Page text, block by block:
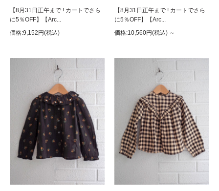
【8月31日正午まで ! カートでさら
に5％OFF】【Arc...
価格:9,152円(税込)
【8月31日正午まで ! カートでさら
に5％OFF】【Arc...
価格:10,560円(税込) ～